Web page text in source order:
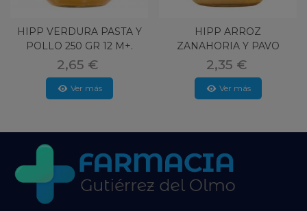
HIPP VERDURA PASTA Y
POLLO 250 GR 12 M+.
2,65 €
Ver más
HIPP ARROZ
ZANAHORIA Y PAVO
220GR
2,35 €
Ver más